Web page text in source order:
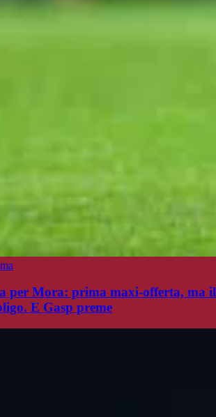
per Mora: prima maxi-offerta, ma il
E Gasp preme